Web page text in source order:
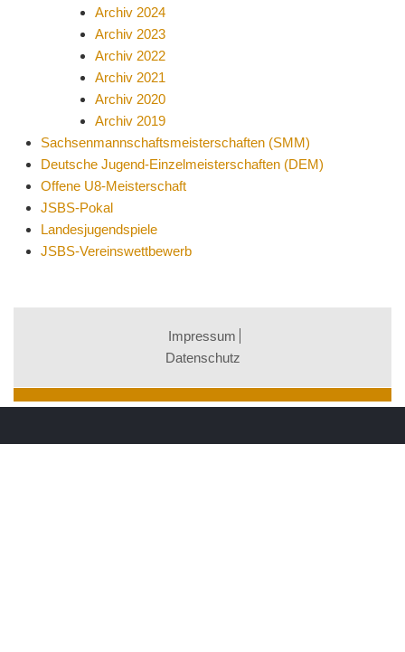
Archiv 2024
Archiv 2023
Archiv 2022
Archiv 2021
Archiv 2020
Archiv 2019
Sachsenmannschaftsmeisterschaften (SMM)
Deutsche Jugend-Einzelmeisterschaften (DEM)
Offene U8-Meisterschaft
JSBS-Pokal
Landesjugendspiele
JSBS-Vereinswettbewerb
Impressum
Datenschutz